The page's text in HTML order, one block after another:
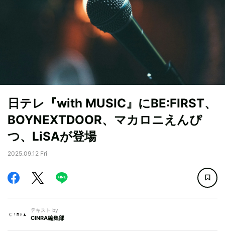
日テレ『with MUSIC』にBE:FIRST、
BOYNEXTDOOR、マカロニえんぴ
つ、LiSAが登場
2025.09.12 Fri
テキスト by
CINRA編集部